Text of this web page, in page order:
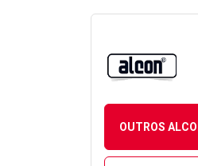
OUTROS